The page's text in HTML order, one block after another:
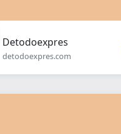
Detodoexpres
detodoexpres.com